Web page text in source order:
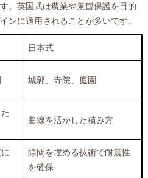
。英国式は農業や景観保護を目的
ンに適用されることが多いです。
日本式
城郭、寺院、庭園
曲線を活かした積み方
隙間を埋める技術で耐震性
を確保